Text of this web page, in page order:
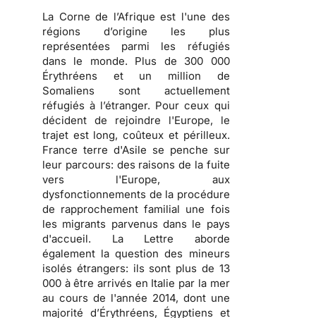
La Corne de l’Afrique est l'une des
régions d’origine les plus
représentées parmi les réfugiés
dans le monde. Plus de 300 000
Érythréens et un million de
Somaliens sont actuellement
réfugiés à l’étranger. Pour ceux qui
décident de rejoindre l'Europe, le
trajet est long, coûteux et périlleux.
France terre d'Asile se penche sur
leur parcours: des raisons de la fuite
vers l'Europe, aux
dysfonctionnements de la procédure
de rapprochement familial une fois
les migrants parvenus dans le pays
d'accueil. La Lettre aborde
également la question des mineurs
isolés étrangers: ils sont plus de 13
000 à être arrivés en Italie par la mer
au cours de l'année 2014, dont une
majorité d’Érythréens, Égyptiens et